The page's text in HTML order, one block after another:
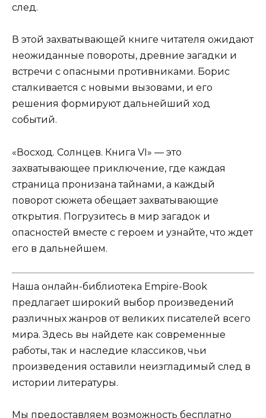
след.
В этой захватывающей книге читателя ожидают
неожиданные повороты, древние загадки и
встречи с опасными противниками. Борис
сталкивается с новыми вызовами, и его
решения формируют дальнейший ход
событий.
«Восход. Солнцев. Книга VI» — это
захватывающее приключение, где каждая
страница пронизана тайнами, а каждый
поворот сюжета обещает захватывающие
открытия. Погрузитесь в мир загадок и
опасностей вместе с героем и узнайте, что ждет
его в дальнейшем.
Наша онлайн-библиотека Empire-Book
предлагает широкий выбор произведений
различных жанров от великих писателей всего
мира. Здесь вы найдете как современные
работы, так и наследие классиков, чьи
произведения оставили неизгладимый след в
истории литературы.
Мы предоставляем возможность бесплатно